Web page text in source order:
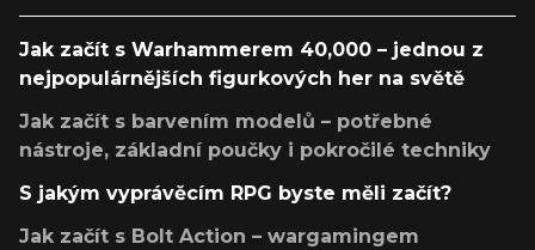
Jak začít s Warhammerem 40,000 – jednou z
nejpopulárnějších figurkových her na světě
Jak začít s barvením modelů – potřebné
nástroje, základní poučky i pokročilé techniky
S jakým vyprávěcím RPG byste měli začít?
Jak začít s Bolt Action – wargamingem